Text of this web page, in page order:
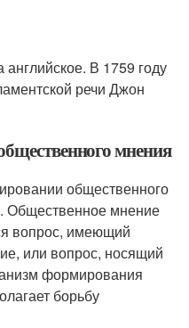
В 1759 году
речи Джон
мнения
общественного
Общественное мнение
вопрос, имеющий
или вопрос, носящий
формирования
борьбу